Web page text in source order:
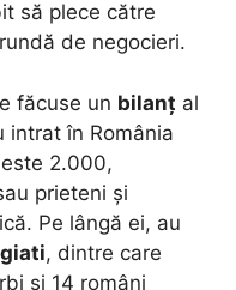
să plece către
de negocieri.
făcuse un bilanț al
intrat în România
2.000,
prieteni și
Pe lângă ei, au
, dintre care
și 14 români